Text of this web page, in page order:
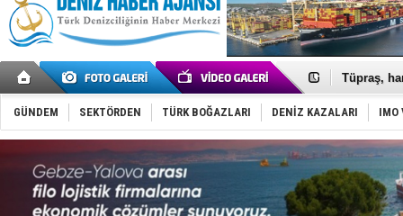
Anadolu
Tüpraş,
İTU AUV,
LNG
PROYAD,
Türkiye-
Türk
Deniz
DÖDER,
Fairline,
GÜNDEM SEKTÖRDEN TÜRK BOĞAZLARI DENİZ KAZALARI IMO